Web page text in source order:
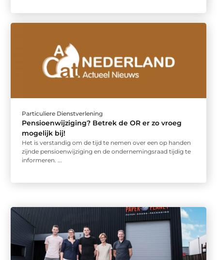
Particuliere Dienstverlening
Pensioenwijziging? Betrek de OR er zo vroeg
mogelijk bij!
Het is verstandig om de tijd te nemen over een op handen
zijnde pensioenwijziging en de ondernemingsraad tijdig te
informeren. ...